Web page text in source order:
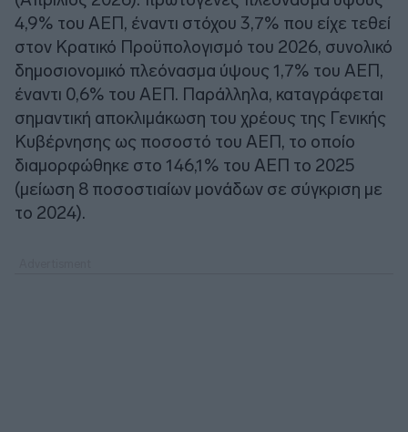
4,9% του ΑΕΠ, έναντι στόχου 3,7% που είχε τεθεί
στον Κρατικό Προϋπολογισμό του 2026, συνολικό
δημοσιονομικό πλεόνασμα ύψους 1,7% του ΑΕΠ,
έναντι 0,6% του ΑΕΠ. Παράλληλα, καταγράφεται
σημαντική αποκλιμάκωση του χρέους της Γενικής
Κυβέρνησης ως ποσοστό του ΑΕΠ, το οποίο
διαμορφώθηκε στο 146,1% του ΑΕΠ το 2025
(μείωση 8 ποσοστιαίων μονάδων σε σύγκριση με
το 2024).